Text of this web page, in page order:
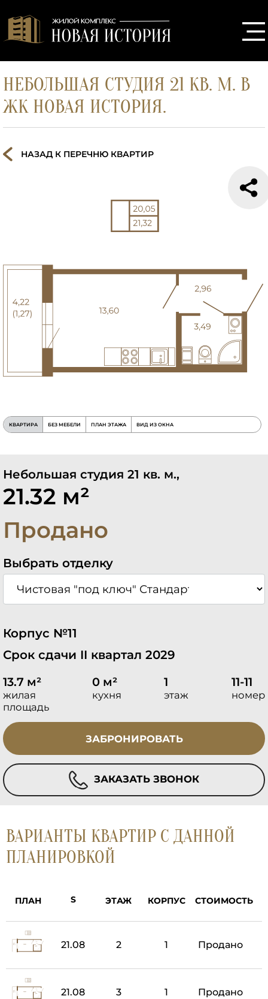
НЕБОЛЬШАЯ СТУДИЯ 21 КВ. М. В
ЖК НОВАЯ ИСТОРИЯ.
Небольшая студия 21 кв. м.,
21.32 м²
Продано
Выбрать отделку
Корпус №11
Срок сдачи II квартал 2029
13.7 м²
жилая
площадь
0 м²
кухня
1
этаж
11-11
номер
ЗАБРОНИРОВАТЬ
ЗАКАЗАТЬ ЗВОНОК
НАЗАД К ПЕРЕЧНЮ КВАРТИР
КВАРТИРА БЕЗ МЕБЕЛИ ПЛАН ЭТАЖА ВИД ИЗ ОКНА
ВАРИАНТЫ КВАРТИР С ДАННОЙ
ПЛАНИРОВКОЙ
ПЛАН ЭТАЖ КОРПУС СТОИМОСТЬ
21.08 2 1 Продано
21.08 3 1 Продано